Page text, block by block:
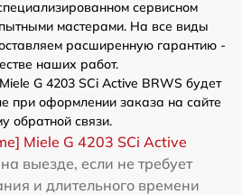
сервисном
мастерами. На все виды
расширенную гарантию -
наших работ.
G 4203 SCi Active BRWS будет
при оформлении заказа на сайте
обратной связи.
Miele G 4203 SCi Active
выезде, если не требует
и длительного времени